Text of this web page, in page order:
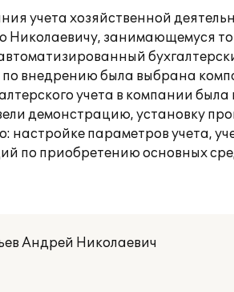
учета хозяйственной
занимающемуся
по внедрению была выбрана
учета в компании
демонстрацию, установку
настройке параметров учета,
по приобретению основных
Андрей Николаевич